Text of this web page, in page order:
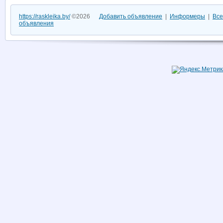
https://raskleika.by/©2026 Добавить объявление Информеры
объявления